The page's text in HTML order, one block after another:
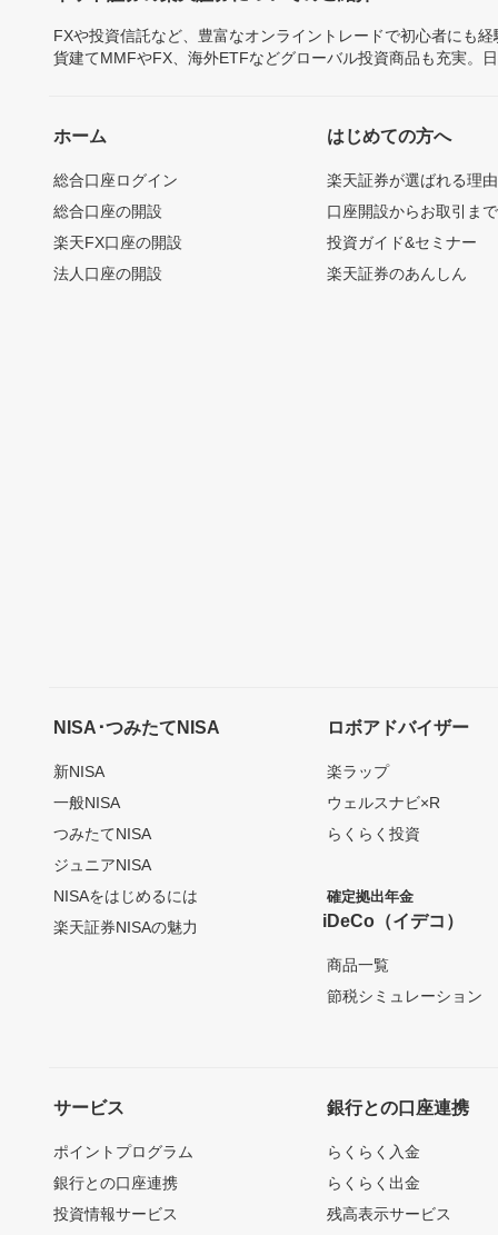
FXや投資信託など、豊富なオンライントレードで初心者にも
貨建てMMFやFX、海外ETFなどグローバル投資商品も充実。
ホーム
総合口座ログイン
総合口座の開設
楽天FX口座の開設
法人口座の開設
はじめての方へ
楽天証券が選ばれる理由
口座開設からお取引ま
投資ガイド&セミナー
楽天証券のあんしん
NISA･つみたてNISA
新NISA
一般NISA
つみたてNISA
ジュニアNISA
NISAをはじめるには
楽天証券NISAの魅力
ロボアドバイザー
楽ラップ
ウェルスナビ×R
らくらく投資
確定拠出年金
iDeCo（イデコ）
商品一覧
節税シミュレーション
サービス
ポイントプログラム
銀行との口座連携
投資情報サービス
銀行との口座連携
らくらく入金
らくらく出金
残高表示サービス